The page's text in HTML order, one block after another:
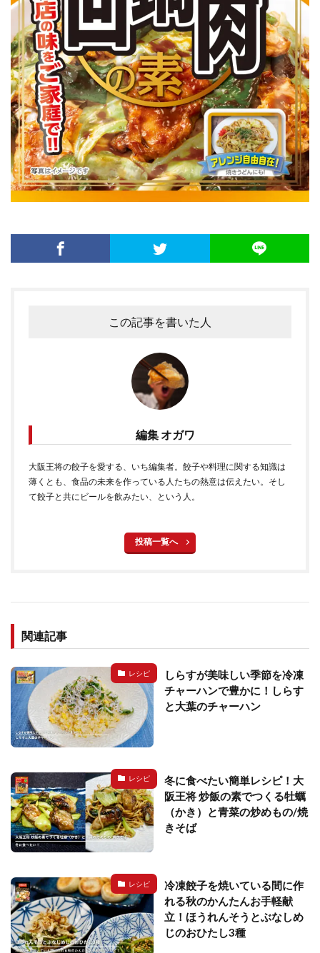
この記事を書いた人
編集 オガワ
大阪王将の餃子を愛する、いち編集者。餃子や料理に関する知識は
薄くとも、食品の未来を作っている人たちの熱意は伝えたい。そし
て餃子と共にビールを飲みたい、という人。
投稿一覧へ
関連記事
レシピ
しらすが美味しい季節を冷凍
チャーハンで豊かに！しらす
と大葉のチャーハン
レシピ
冬に食べたい簡単レシピ！大
阪王将 炒飯の素でつくる牡蠣
（かき）と青菜の炒めもの/焼
きそば
レシピ
冷凍餃子を焼いている間に作
れる秋のかんたんお手軽献
立！ほうれんそうとぶなしめ
じのおひたし3種